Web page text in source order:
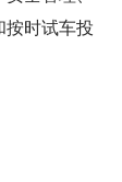
按时试车投